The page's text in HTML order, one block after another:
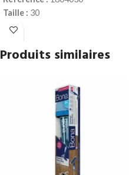
Taille : 30
Sortie fibres :
Mélange universel de soies et
Manche bois verni
ergonomique
7.00 €
Produits similaires